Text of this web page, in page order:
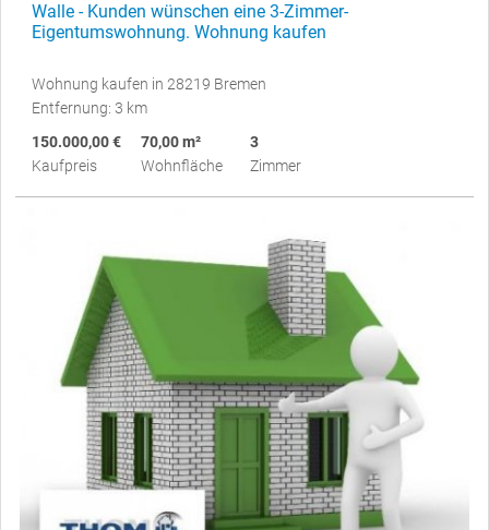
Walle - Kunden wünschen eine 3-Zimmer-
Eigentumswohnung. Wohnung kaufen
Wohnung kaufen in 28219 Bremen
Entfernung: 3 km
150.000,00 €
Kaufpreis
70,00 m²
Wohnfläche
3
Zimmer